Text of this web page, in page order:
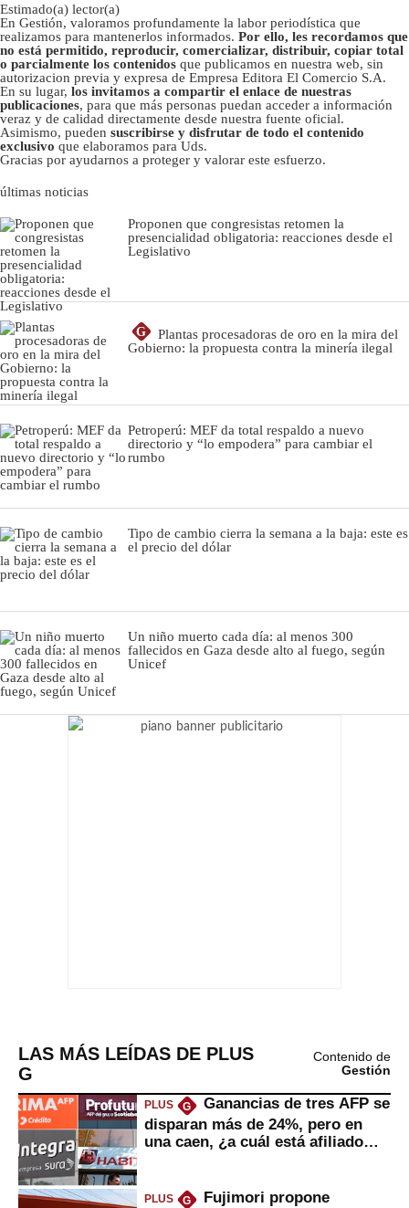
Estimado(a) lector(a)
En Gestión, valoramos profundamente la labor periodística que
realizamos para mantenerlos informados. Por ello, les recordamos que
no está permitido, reproducir, comercializar, distribuir, copiar total
o parcialmente los contenidos que publicamos en nuestra web, sin
autorizacion previa y expresa de Empresa Editora El Comercio S.A.
En su lugar, los invitamos a compartir el enlace de nuestras
publicaciones, para que más personas puedan acceder a información
veraz y de calidad directamente desde nuestra fuente oficial.
Asimismo, pueden suscribirse y disfrutar de todo el contenido
exclusivo que elaboramos para Uds.
Gracias por ayudarnos a proteger y valorar este esfuerzo.
últimas noticias
Proponen que congresistas retomen la
presencialidad obligatoria: reacciones desde el
Legislativo
G
Plantas procesadoras de oro en la mira del
Gobierno: la propuesta contra la minería ilegal
Petroperú: MEF da total respaldo a nuevo
directorio y “lo empodera” para cambiar el
rumbo
Tipo de cambio cierra la semana a la baja: este es
el precio del dólar
Un niño muerto cada día: al menos 300
fallecidos en Gaza desde alto al fuego, según
Unicef
LAS MÁS LEÍDAS DE PLUS
G
Contenido de
Gestión
PLUS G
Ganancias de tres AFP se
disparan más de 24%, pero en
una caen, ¿a cuál está afiliado
PLUS G
Fujimori propone